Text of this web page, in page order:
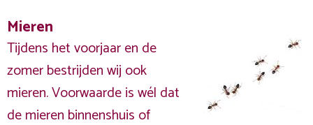
Mieren
Tijdens het voorjaar en de
zomer bestrijden wij ook
mieren. Voorwaarde is wél dat
de mieren binnenshuis of